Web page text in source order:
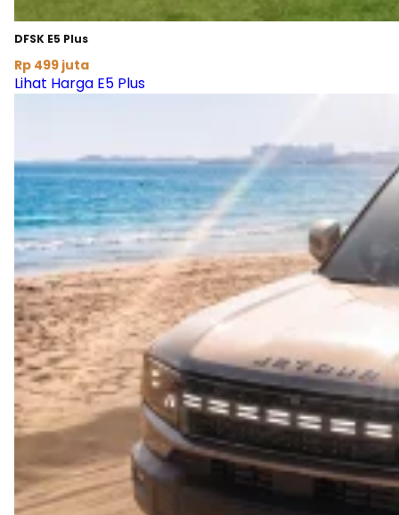
DFSK E5 Plus
Rp 499 juta
Lihat Harga E5 Plus